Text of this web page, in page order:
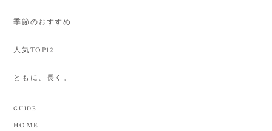
季節のおすすめ
人気TOP12
ともに、長く。
GUIDE
HOME